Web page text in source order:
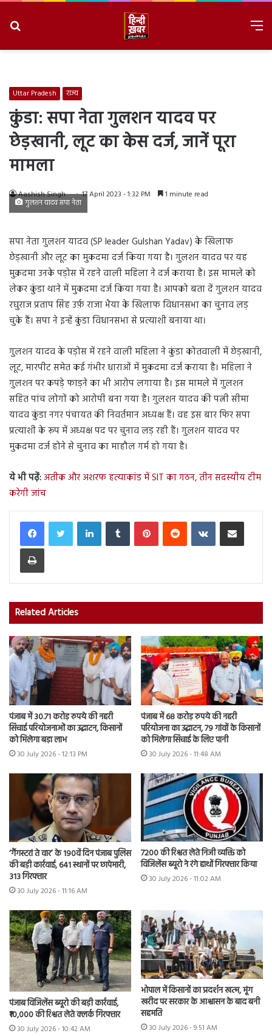
Uttar Pradesh राज्य
कुंडा: सपा नेता गुलशन यादव पर
छेड़खानी, लूट का केस दर्ज, जानें पूरा
मामला
Aashish Singh 17 April 2023 - 1:32 PM 1 minute read
गुलशन यादव सपा नेता
सपा नेता गुलशन यादव (SP leader Gulshan Yadav) के खिलाफ
छेड़खानी और लूट का मुकदमा दर्ज किया गया है। गुलशन यादव पर यह
मुक़दमा उनके पड़ोस में रहने वाली महिला ने दर्ज कराया है। इस मामले को
लेकर कुंडा थाने में मुकदमा दर्ज किया गया है। आपको बता दें गुलशन यादव
रघुराज प्रताप सिंह उर्फ़ राजा भैया के खिलाफ विधानसभा का चुनाव लड़
चुके हैं। सपा ने इन्हें कुंडा विधानसभा से प्रत्याशी बनाया था।
गुलशन यादव के पड़ोस में रहने वाली महिला ने कुंडा कोतवाली में छेड़खानी,
लूट, मारपीट समेत कई गंभीर धाराओं में मुकदमा दर्ज कराया है। महिला ने
गुलशन पर कपड़े फाड़ने का भी आरोप लगाया है। इस मामले में गुलशन
सहित पांच लोगों को आरोपी बना गया है। गुलशन यादव की पत्नी सीमा
यादव कुंडा नगर पंचायत की निवर्तमान अध्यक्ष हैं। वह इस बार फिर सपा
प्रत्याशी के रूप में अध्यक्ष पद पर चुनाव लड़ रही हैं। गुलशन यादव पर
मुकदमा दर्ज होने से चुनाव का माहौल गर्म हो गया है।
ये भी पढ़ें:अतीक और अशरफ हत्याकांड में SIT का गठन, तीन सदस्यीय टीम
करेगी जांच
LinkedInTumblr PinterestReddit VKontakteShare via Email
Print
Related Articles
पंजाब में 30.71 करोड़ रुपये की नहरी
सिंचाई परियोजनाओं का उद्घाटन, किसानों
को मिलेगा बड़ा लाभ
30 July 2026 - 12:13 PM
पंजाब में 68 करोड़ रुपये की नहरी
परियोजना का उद्घाटन, 79 गांवों के किसानों
को मिलेगा सिंचाई के लिए पानी
30 July 2026 - 11:48 AM
‘गैंगस्टरां ते वार’ के 190वें दिन पंजाब पुलिस
की बड़ी कार्रवाई, 641 स्थानों पर छापेमारी,
313 गिरफ्तार
30 July 2026 - 11:16 AM
7200 की रिश्वत लेते निजी व्यक्ति को
विजिलेंस ब्यूरो ने रंगे हाथों गिरफ्तार किया
30 July 2026 - 11:02 AM
पंजाब विजिलेंस ब्यूरो की बड़ी कार्रवाई,
₹10,000 की रिश्वत लेते क्लर्क गिरफ्तार
30 July 2026 - 10:42 AM
भोपाल में किसानों का प्रदर्शन खत्म, मूंग
खरीद पर सरकार के आश्वासन के बाद बनी
सहमति
30 July 2026 - 9:51 AM